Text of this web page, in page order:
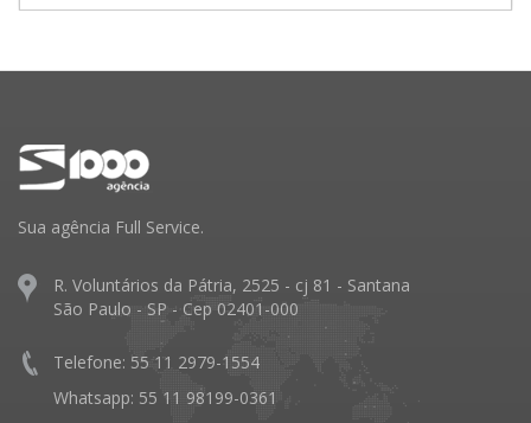
Sua agência Full Service.
R. Voluntários da Pátria, 2525 - cj 81 - Santana
São Paulo - SP - Cep 02401-000
Telefone: 55 11 2979-1554
Whatsapp: 55 11 98199-0361